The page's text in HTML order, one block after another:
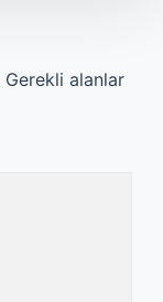
Gerekli alanlar